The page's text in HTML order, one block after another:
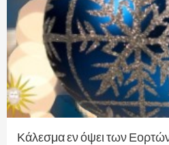
Κάλεσμα εν όψει των